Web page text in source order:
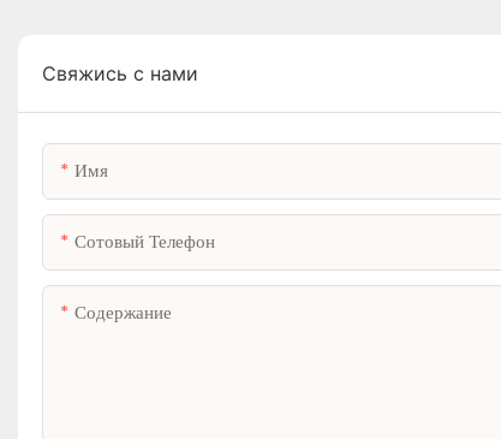
Свяжись с нами
Имя
Сотовый Телефон
Содержание